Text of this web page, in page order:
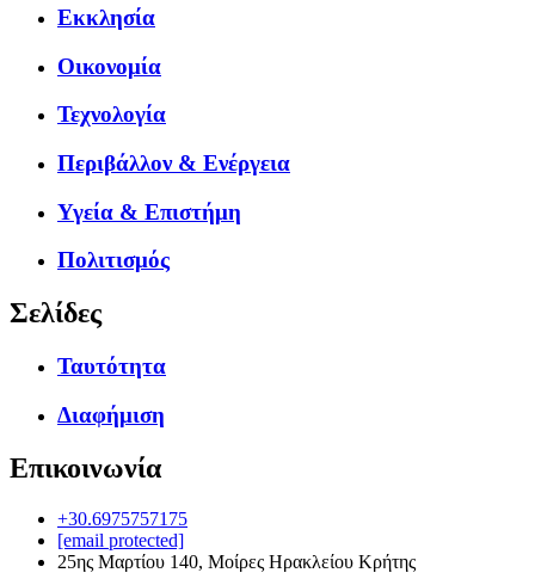
Εκκλησία
Οικονομία
Τεχνολογία
Περιβάλλον & Ενέργεια
Υγεία & Επιστήμη
Πολιτισμός
Σελίδες
Ταυτότητα
Διαφήμιση
Επικοινωνία
+30.6975757175
[email protected]
25ης Μαρτίου 140, Μοίρες Ηρακλείου Κρήτης